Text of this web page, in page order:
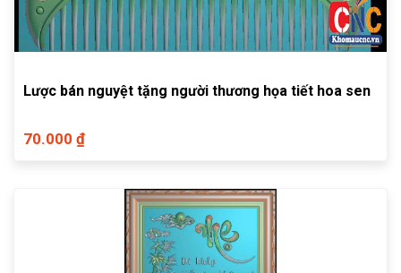
Lược bán nguyệt tặng người thương họa tiết hoa sen
70.000 ₫